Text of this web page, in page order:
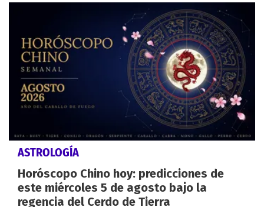
ASTROLOGÍA
Horóscopo Chino hoy: predicciones de
este miércoles 5 de agosto bajo la
regencia del Cerdo de Tierra